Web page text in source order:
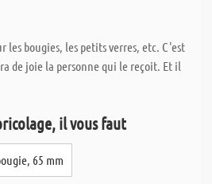
les bougies, les petits verres, etc. C'est
de joie la personne qui le reçoit. Et il
il vous faut
65 mm